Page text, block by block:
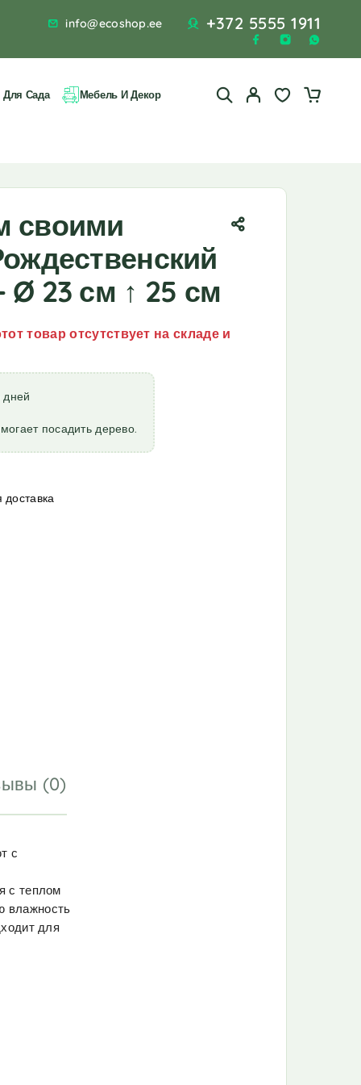
info@ecoshop.ee +372 5555 1911
Сада Мебель И Декор
своими
23 см ↑ 25 см
товар отсутствует на складе и
дней
посадить дерево.
доставка
(0)
с
с теплом
влажность
для